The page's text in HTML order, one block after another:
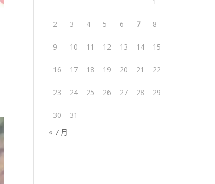
2 3 4 5 6 7 8
9 10 11 12 13 14 15
16 17 18 19 20 21 22
23 24 25 26 27 28 29
30
31
« 7 月